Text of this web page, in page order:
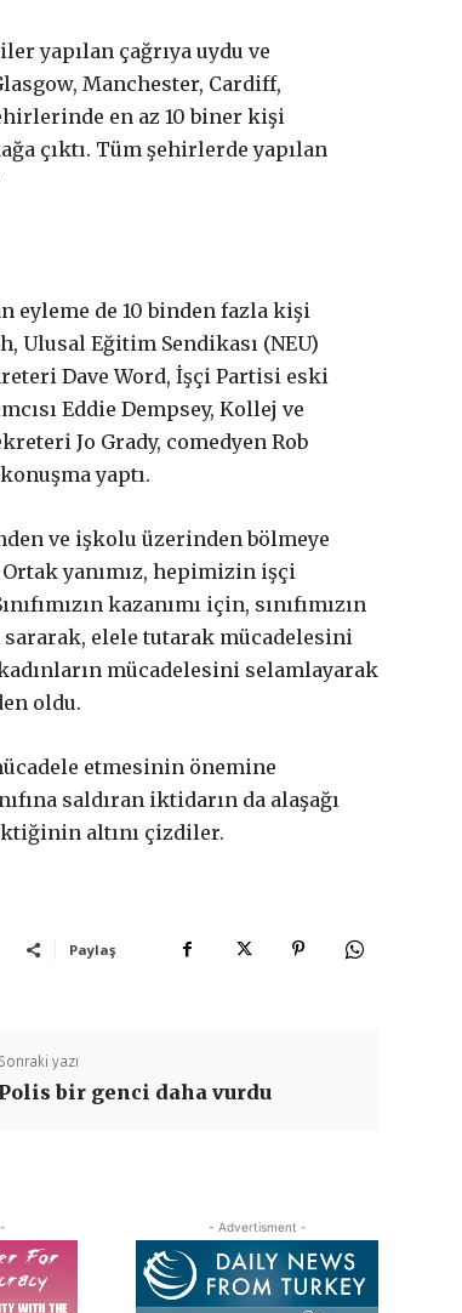
yapılan çağrıya uydu ve
Manchester, Cardiff,
en az 10 biner kişi
çıktı. Tüm şehirlerde yapılan
eyleme de 10 binden fazla kişi
Ulusal Eğitim Sendikası (NEU)
Dave Word, İşçi Partisi eski
Eddie Dempsey, Kollej ve
Jo Grady, comedyen Rob
yaptı.
ve işkolu üzerinden bölmeye
yanımız, hepimizin işçi
kazanımı için, sınıfımızın
elele tutarak mücadelesini
mücadelesini selamlayarak
oldu.
etmesinin önemine
saldıran iktidarın da alaşağı
altını çizdiler.
Paylaş
Sonraki yazı
Polis bir genci daha vurdu
- Advertisment -